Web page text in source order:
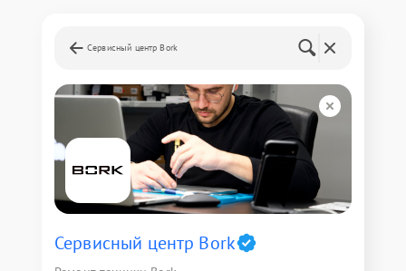
Сервисный центр Bork
Сервисный центр Bork